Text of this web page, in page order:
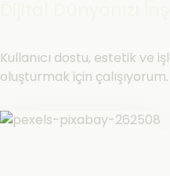
Kullanıcı dostu, estetik ve
oluşturmak için çalışıyorum.